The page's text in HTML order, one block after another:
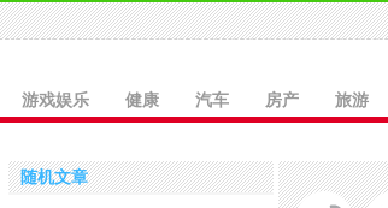
游戏娱乐 健康 汽车 房产 旅游
随机文章